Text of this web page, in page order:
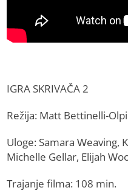
IGRA SKRIVAČA 2
Režija: Matt Bettinelli-
Uloge: Samara Weaving,
Michelle Gellar, Elijah
Trajanje filma: 108 min.